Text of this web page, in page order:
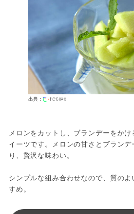
出典：
メロンをカットし、ブランデーをか
イーツです。メロンの甘さとブラン
り、贅沢な味わい。
シンプルな組み合わせなので、質の
すめ。